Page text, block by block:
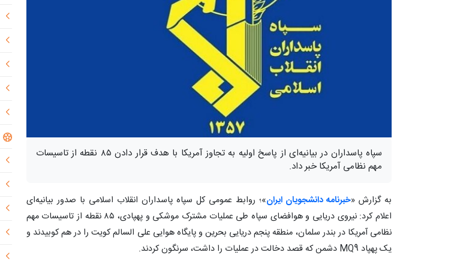
سپاه پاسداران در بیانیه‌ای از پاسخ اولیه به تجاوز آمریکا با هدف قرار دادن ۸۵ نقطه از تاسیسات
مهم نظامی آمریکا خبر داد.
به گزارش «خبرنامه دانشجویان ایران»؛ روابط عمومی کل سپاه پاسداران انقلاب اسلامی با صدور بیانیه‌ای
اعلام کرد: نیروی دریایی و هوافضای سپاه طی عملیات مشترک موشکی و پهپادی، ۸۵ نقطه از تاسیسات مهم
نظامی آمریکا در بندر سلمان، منطقه پنجم دریایی بحرین و پایگاه هوایی علی السالم کویت را در هم کوبیدند و
یک پهپاد MQ9 دشمن که قصد دخالت در عملیات را داشت، سرنگون کردند.